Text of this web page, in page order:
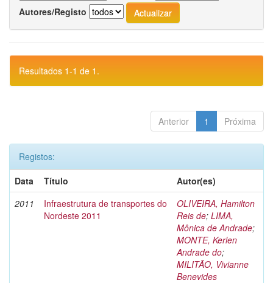
Autores/Registo
Resultados 1-1 de 1.
Anterior 1 Próxima
Registos:
Data
Título
Autor(es)
2011
Infraestrutura de transportes do
Nordeste 2011
OLIVEIRA, Hamilton
Reis de; LIMA,
Mônica de Andrade;
MONTE, Kerlen
Andrade do;
MILITÃO, Vivianne
Benevides